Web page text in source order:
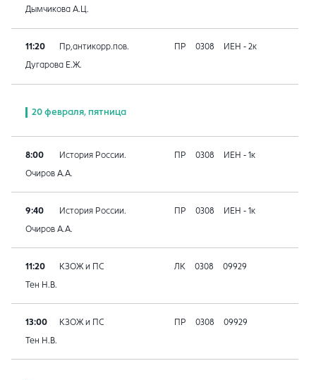
Дымчикова А.Ц.
11:20 Пр,антикорр.пов. ПР 0308 ИЕН - 2к
Дугарова Е.Ж.
20 февраля, пятница
8:00 История России. ПР 0308 ИЕН - 1к
Очиров А.А.
9:40 История России. ПР 0308 ИЕН - 1к
Очиров А.А.
11:20 КЗОЖ и ПС ЛК 0308 09929
Тен Н.В.
13:00 КЗОЖ и ПС ПР 0308 09929
Тен Н.В.